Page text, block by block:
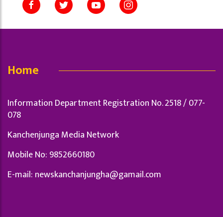
Home
Information Department Registration No. 2518 / 077-
078
Kanchenjunga Media Network
Mobile No: 9852660180
E-mail: newskanchanjungha@gamail.com